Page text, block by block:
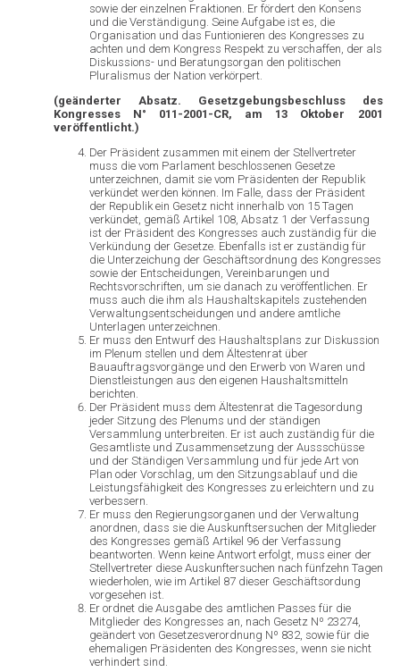
sowie der einzelnen Fraktionen. Er fördert den Konsens
und die Verständigung. Seine Aufgabe ist es, die
Organisation und das Funtionieren des Kongresses zu
achten und dem Kongress Respekt zu verschaffen, der als
Diskussions- und Beratungsorgan den politischen
Pluralismus der Nation verkörpert.
(geänderter Absatz. Gesetzgebungsbeschluss des
Kongresses N° 011-2001-CR, am 13 Oktober 2001
veröffentlicht.)
Der Präsident zusammen mit einem der Stellvertreter
muss die vom Parlament beschlossenen Gesetze
unterzeichnen, damit sie vom Präsidenten der Republik
verkündet werden können. Im Falle, dass der Präsident
der Republik ein Gesetz nicht innerhalb von 15 Tagen
verkündet, gemäß Artikel 108, Absatz 1 der Verfassung
ist der Präsident des Kongresses auch zuständig für die
Verkündung der Gesetze. Ebenfalls ist er zuständig für
die Unterzeichung der Geschäftsordnung des Kongresses
sowie der Entscheidungen, Vereinbarungen und
Rechtsvorschriften, um sie danach zu veröffentlichen. Er
muss auch die ihm als Haushaltskapitels zustehenden
Verwaltungsentscheidungen und andere amtliche
Unterlagen unterzeichnen.
Er muss den Entwurf des Haushaltsplans zur Diskussion
im Plenum stellen und dem Ältestenrat über
Bauauftragsvorgänge und den Erwerb von Waren und
Dienstleistungen aus den eigenen Haushaltsmitteln
berichten.
Der Präsident muss dem Ältestenrat die Tagesordung
jeder Sitzung des Plenums und der ständigen
Versammlung unterbreiten. Er ist auch zuständig für die
Gesamtliste und Zusammensetzung der Aussschüsse
und der Ständigen Versammlung und für jede Art von
Plan oder Vorschlag, um den Sitzungsablauf und die
Leistungsfähigkeit des Kongresses zu erleichtern und zu
verbessern.
Er muss den Regierungsorganen und der Verwaltung
anordnen, dass sie die Auskunftsersuchen der Mitglieder
des Kongresses gemäß Artikel 96 der Verfassung
beantworten. Wenn keine Antwort erfolgt, muss einer der
Stellvertreter diese Auskunftersuchen nach fünfzehn Tagen
wiederholen, wie im Artikel 87 dieser Geschäftsordung
vorgesehen ist.
Er ordnet die Ausgabe des amtlichen Passes für die
Mitglieder des Kongresses an, nach Gesetz Nº 23274,
geändert von Gesetzesverordnung Nº 832, sowie für die
ehemaligen Präsidenten des Kongresses, wenn sie nicht
verhindert sind.